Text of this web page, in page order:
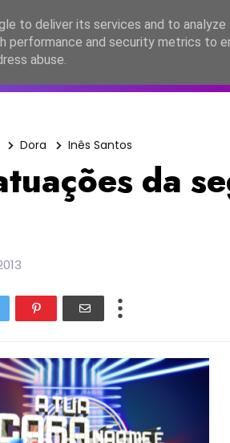
FC2026 EASC2026
Dora Inês Santos
da
to deliver its services and to
performance and security metrics to
abuse.